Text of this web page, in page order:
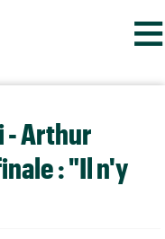
≡
- Arthur
: "Il n'y